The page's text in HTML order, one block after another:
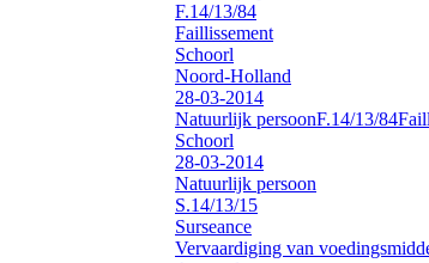
F.14/13/84
Faillissement
Schoorl
Noord-Holland
28-03-2014
Natuurlijk persoonF.14/13/84
Schoorl
28-03-2014
Natuurlijk persoon
S.14/13/15
Surseance
Vervaardiging van